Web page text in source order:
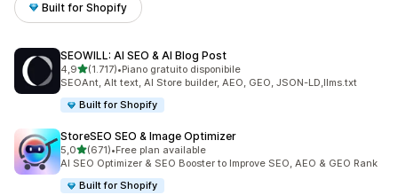
Built for Shopify
SEOWILL: AI SEO & AI Blog Post
4,9stelle su 5
(1.717)
1717 recensioni totali
•Piano gratuito disponibile
SEOAnt, Alt text, AI Store builder, AEO, GEO, JSON-LD,llms.txt
Built for Shopify
StoreSEO SEO & Image Optimizer
5,0stelle su 5
(671)
671 recensioni totali
•Free plan available
AI SEO Optimizer & SEO Booster to Improve SEO, AEO & GEO Rank
Built for Shopify